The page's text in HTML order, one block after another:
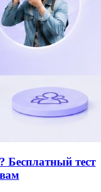
Бесплатный тест